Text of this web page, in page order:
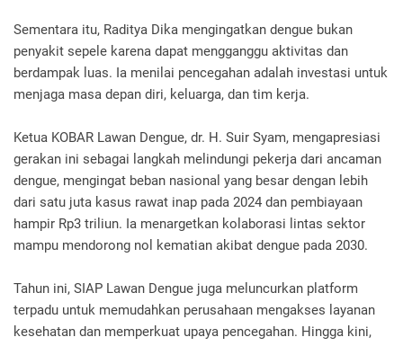
Sementara itu, Raditya Dika mengingatkan dengue bukan
penyakit sepele karena dapat mengganggu aktivitas dan
berdampak luas. Ia menilai pencegahan adalah investasi untuk
menjaga masa depan diri, keluarga, dan tim kerja.
Ketua KOBAR Lawan Dengue, dr. H. Suir Syam, mengapresiasi
gerakan ini sebagai langkah melindungi pekerja dari ancaman
dengue, mengingat beban nasional yang besar dengan lebih
dari satu juta kasus rawat inap pada 2024 dan pembiayaan
hampir Rp3 triliun. Ia menargetkan kolaborasi lintas sektor
mampu mendorong nol kematian akibat dengue pada 2030.
Tahun ini, SIAP Lawan Dengue juga meluncurkan platform
terpadu untuk memudahkan perusahaan mengakses layanan
kesehatan dan memperkuat upaya pencegahan. Hingga kini,